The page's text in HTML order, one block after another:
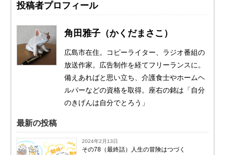
投稿者プロフィール
角田雅子（かくだまさこ）
広島市在住。コピーライター、ラジオ番組の
放送作家。広告制作を経てフリーランスに。
備えあればと思い立ち、介護食士やホームヘ
ルパーなどの資格を取得。座右の銘は「自分
のきげんは自分でとろう」
最新の投稿
2024年2月13日
その78（最終話）人生の冒険はつづく